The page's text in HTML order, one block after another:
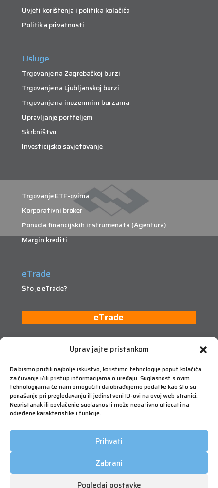
Upravljajte pristankom
Da bismo pružili najbolje iskustvo, koristimo tehnologije poput kolačića
za čuvanje i/ili pristup informacijama o uređaju. Suglasnost s ovim
tehnologijama će nam omogućiti da obrađujemo podatke kao što su
ponašanje pri pregledavanju ili jedinstveni ID-ovi na ovoj web stranici.
Nepristanak ili povlačenje suglasnosti može negativno utjecati na
određene karakteristike i funkcije.
Prihvati
Zabrani
Pogledaj postavke
Uvjeti korištenja i politika kolačića
Politika privatnosti
Usluge
Trgovanje na Zagrebačkoj burzi
Trgovanje na Ljubljanskoj burzi
Trgovanje na inozemnim burzama
Upravljanje portfeljem
Skrbništvo
Investicijsko savjetovanje
Trgovanje ETF-ovima
Korporativni broker
Ponuda financijskih instrumenata (Agentura)
Margin krediti
eTrade
Što je eTrade?
eTrade